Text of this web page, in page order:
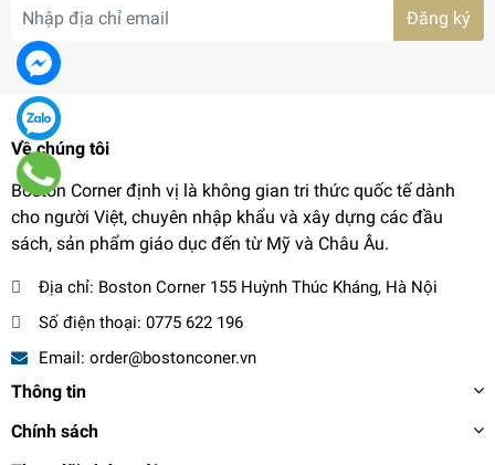
Đăng ký
Về chúng tôi
Boston Corner định vị là không gian tri thức quốc tế dành
cho người Việt, chuyên nhập khẩu và xây dựng các đầu
sách, sản phẩm giáo dục đến từ Mỹ và Châu Âu.
Địa chỉ: Boston Corner 155 Huỳnh Thúc Kháng, Hà Nội
Số điện thoại: 0775 622 196
Email: order@bostonconer.vn
Thông tin
Chính sách